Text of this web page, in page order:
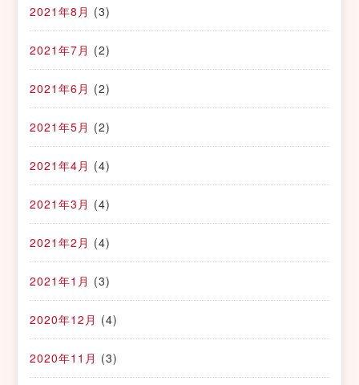
2021年8月 (3)
2021年7月 (2)
2021年6月 (2)
2021年5月 (2)
2021年4月 (4)
2021年3月 (4)
2021年2月 (4)
2021年1月 (3)
2020年12月 (4)
2020年11月 (3)